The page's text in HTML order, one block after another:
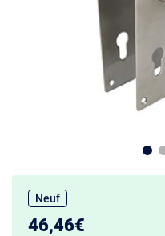
Neuf
46,46€